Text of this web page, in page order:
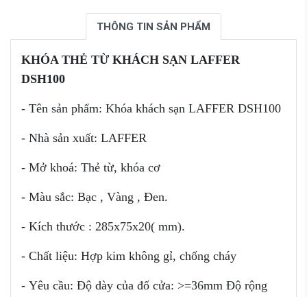
THÔNG TIN SẢN PHẨM
KHÓA THẺ TỪ KHÁCH SẠN LAFFER
DSH100
- Tên sản phẩm: Khóa khách sạn LAFFER DSH100
- Nhà sản xuất: LAFFER
- Mở khoá: Thẻ từ, khóa cơ
- Màu sắc: Bạc , Vàng , Đen.
- Kích thước : 285x75x20( mm).
- Chất liệu: Hợp kim không gỉ, chống cháy
- Yêu cầu: Độ dày của đố cửa: >=36mm Độ rộng